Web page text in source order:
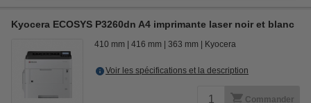
Kyocera ECOSYS P3260dn A4 imprimante laser noir et blanc
410 mm 416 mm 363 mm Kyocera
Voir les spécifications et la description
Commander